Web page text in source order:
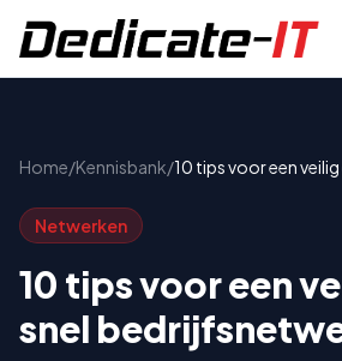
Home/Kennisbank/10 tips voor een veilig
Netwerken
10 tips voor een
snel